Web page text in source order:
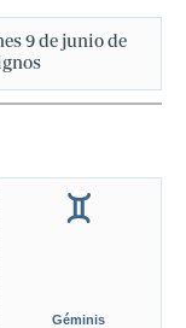
9 de junio de
Géminis